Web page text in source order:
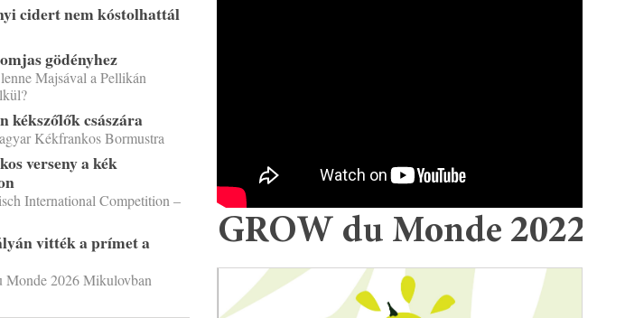
cidert nem kóstolhattál
gödényhez
Majsával a Pellikán
kékszőlők császára
Kékfrankos Bormustra
verseny a kék
International Competition –
vitték a prímet a
Monde 2026 Mikulovban
GROW du Monde 2022